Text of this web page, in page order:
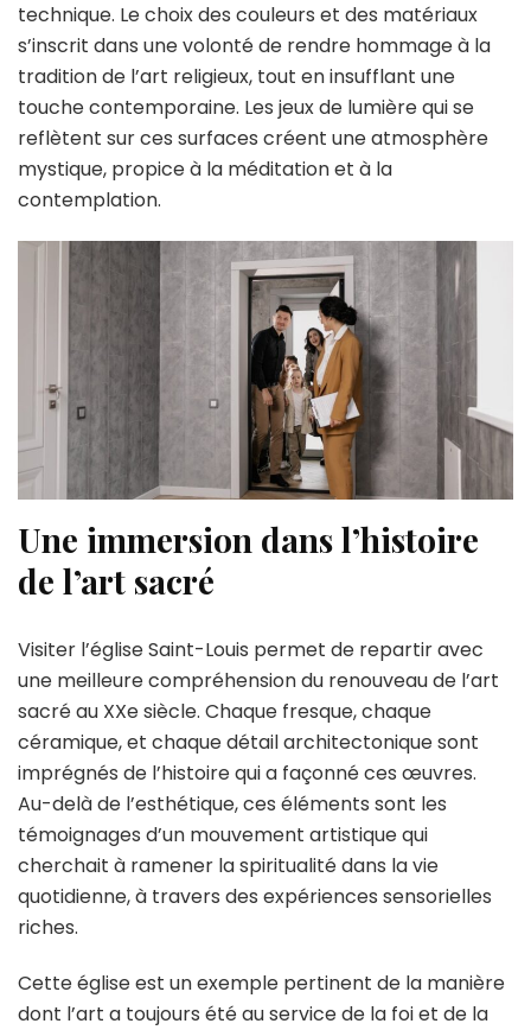
technique. Le choix des couleurs et des matériaux
s’inscrit dans une volonté de rendre hommage à la
tradition de l’art religieux, tout en insufflant une
touche contemporaine. Les jeux de lumière qui se
reflètent sur ces surfaces créent une atmosphère
mystique, propice à la méditation et à la
contemplation.
Une immersion dans l’histoire
de l’art sacré
Visiter l’église Saint-Louis permet de repartir avec
une meilleure compréhension du renouveau de l’art
sacré au XXe siècle. Chaque fresque, chaque
céramique, et chaque détail architectonique sont
imprégnés de l’histoire qui a façonné ces œuvres.
Au-delà de l’esthétique, ces éléments sont les
témoignages d’un mouvement artistique qui
cherchait à ramener la spiritualité dans la vie
quotidienne, à travers des expériences sensorielles
riches.
Cette église est un exemple pertinent de la manière
dont l’art a toujours été au service de la foi et de la